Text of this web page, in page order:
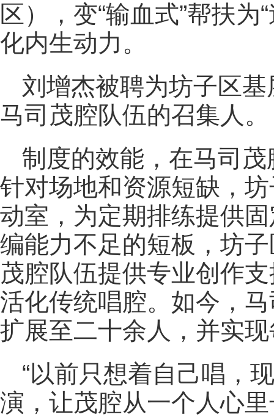
区），变“输血式”帮扶
化内生动力。
刘增杰被聘为坊子区基
马司茂腔队伍的召集人。
制度的效能，在马司
针对场地和资源短缺，
动室，为定期排练提供
编能力不足的短板，坊
茂腔队伍提供专业创作
活化传统唱腔。如今，
扩展至二十余人，并实
“以前只想着自己唱，
演，让茂腔从一个人心